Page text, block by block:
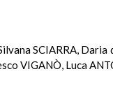
SCIARRA, Daria
VIGANÒ, Luca